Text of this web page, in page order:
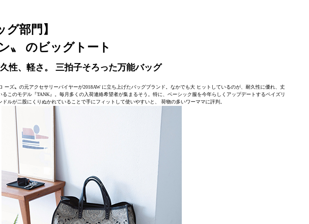
グ部門】
〟 のビッグトート
性、軽さ。 三拍子そろった万能バッグ
ーズ〟の元アクセサリーバイヤーが2018AW に立ち上げたバッグブランド。なかでも大 ヒットしているのが、耐久性に優れ、丈
このモデル『TANK』。毎月多くの入荷連絡希望者が集まるそう。特に、ベーシック服を今年らしくアップデートするペイズリ
ドルが二股にくりぬかれていることで手にフィットして使いやすいと、 荷物の多いワーママに評判。